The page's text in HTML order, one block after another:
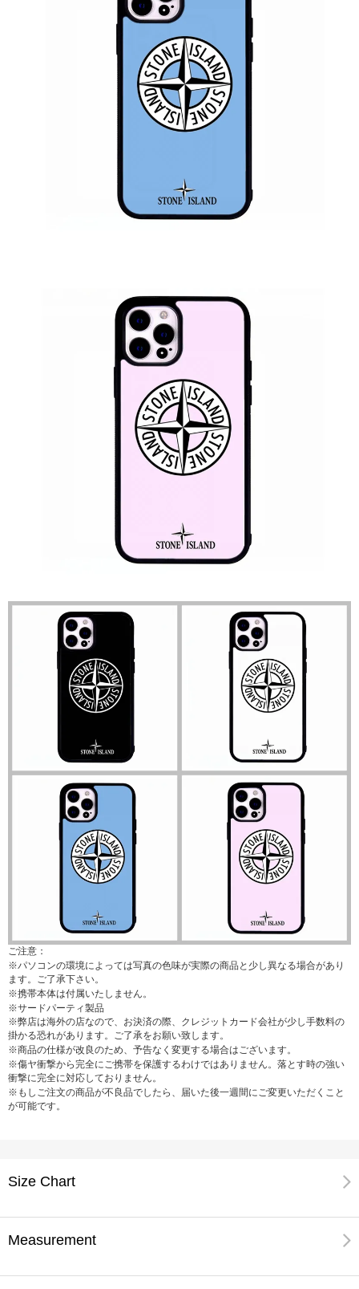
ご注意：
※パソコンの環境によっては写真の色味が実際の商品と少し異なる場合があり
ます。ご了承下さい。
※携帯本体は付属いたしません。
※サードパーティ製品
※弊店は海外の店なので、お決済の際、クレジットカード会社が少し手数料の
掛かる恐れがあります。ご了承をお願い致します。
※商品の仕様が改良のため、予告なく変更する場合はございます。
※傷ヤ衝撃から完全にご携帯を保護するわけではありません。落とす時の強い
衝撃に完全に対応しておりません。
※もしご注文の商品が不良品でしたら、届いた後一週間にご変更いただくこと
が可能です。
Size Chart
Measurement